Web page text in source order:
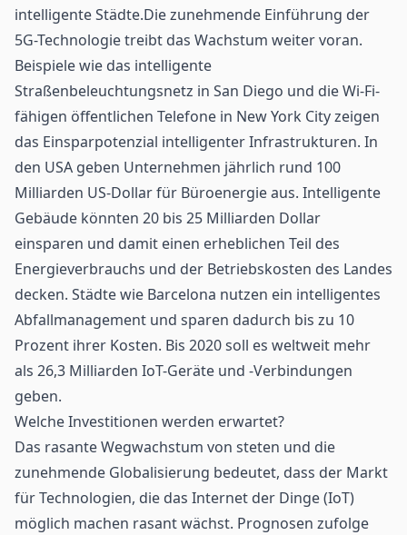
intelligente Städte.Die zunehmende Einführung der
5G-Technologie treibt das Wachstum weiter voran.
Beispiele wie das intelligente
Straßenbeleuchtungsnetz in San Diego und dieWi-Fi-
fähigen öffentlichen Telefone in New York City zeigen
das Einsparpotenzial intelligenter Infrastrukturen. In
den USA geben Unternehmen jährlich rund 100
Milliarden US-Dollar für Büroenergie aus. Intelligente
Gebäude könnten 20 bis 25 Milliarden Dollar
einsparen und damit einen erheblichen Teil des
Energieverbrauchs und der Betriebskosten des Landes
decken. Städte wie Barcelona nutzen ein intelligentes
Abfallmanagement und sparen dadurch bis zu 10
Prozent ihrer Kosten. Bis 2020 soll es weltweit mehr
als 26,3 Milliarden IoT-Geräte und -Verbindungen
geben.
Welche Investitionen werden erwartet?
Das rasante Wegwachstum von steten und die
zunehmende Globalisierung bedeutet, dass der Markt
für Technologien, die das Internet der Dinge (IoT)
möglich machen rasant wächst. Prognosen zufolge